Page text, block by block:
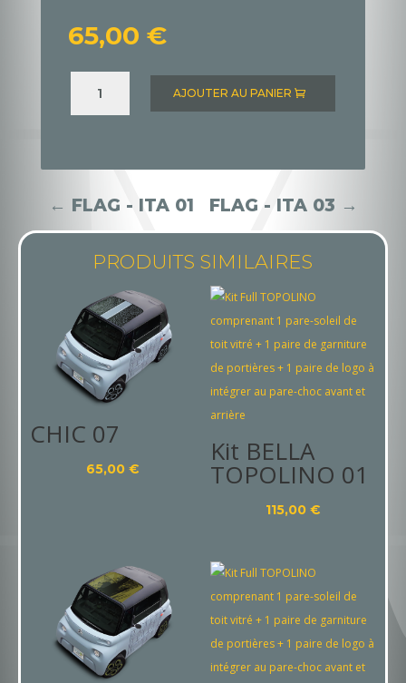
65,00 €
quantité
-
AJOUTER AU PANIER
← FLAG - ITA 01 FLAG - ITA 03 →
PRODUITS SIMILAIRES
CHIC 07
65,00€
Kit BELLA
TOPOLINO 01
115,00 €